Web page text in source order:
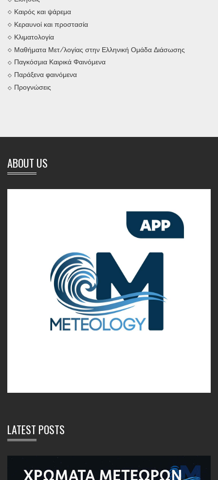
Καιρός και ψάρεμα
Κεραυνοί και προστασία
Κλιματολογία
Μαθήματα Μετ/λογίας στην Ελληνική Ομάδα Διάσωσης
Παγκόσμια Καιρικά Φαινόμενα
Παράξενα φαινόμενα
Προγνώσεις
ABOUT US
LATEST POSTS